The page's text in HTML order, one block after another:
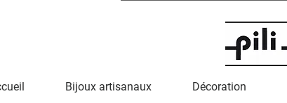
Bijoux artisanaux Décoration